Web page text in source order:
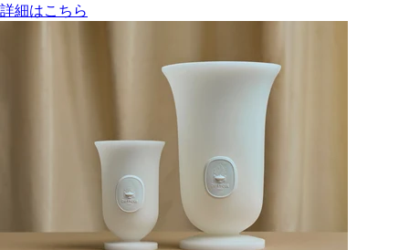
詳細はこちら